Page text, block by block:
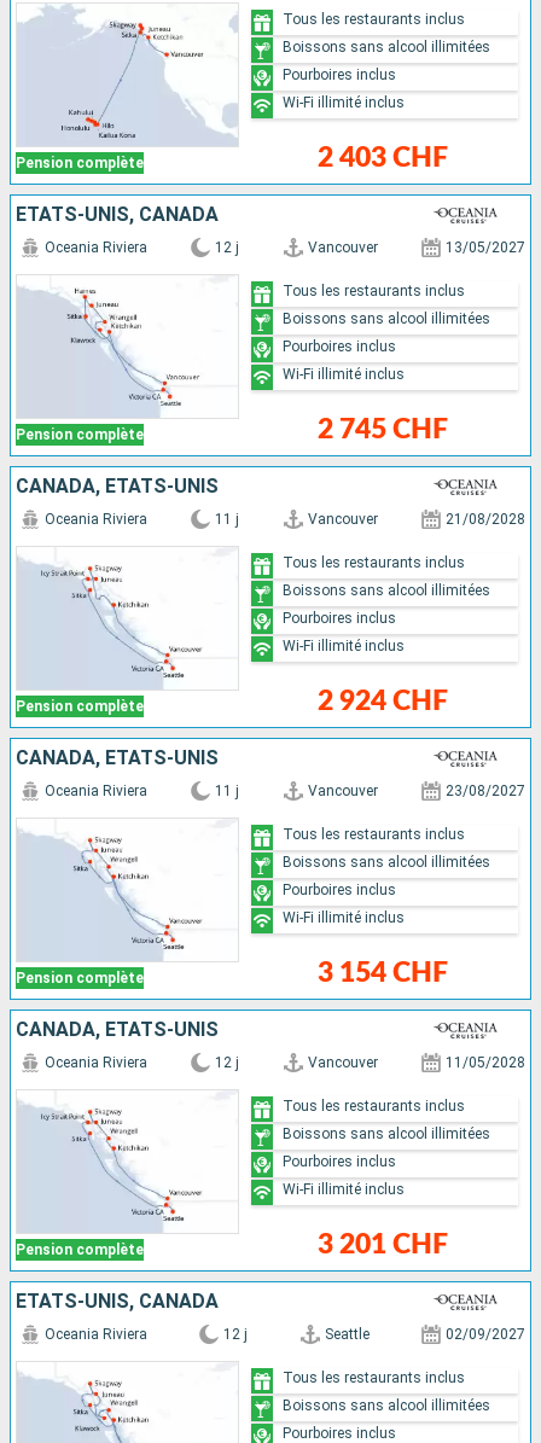
Pension complète 2 403 CHF
Tous les restaurants inclus
Boissons sans alcool illimitées
Pourboires inclus
Wi-Fi illimité inclus
ÉTATS-UNIS, CANADA
Pension complète
Oceania Riviera 12 j Vancouver 13/05/2027
2 745 CHF
Tous les restaurants inclus
Boissons sans alcool illimitées
Pourboires inclus
Wi-Fi illimité inclus
CANADA, ÉTATS-UNIS
Pension complète
Oceania Riviera 11 j Vancouver 21/08/2028
2 924 CHF
Tous les restaurants inclus
Boissons sans alcool illimitées
Pourboires inclus
Wi-Fi illimité inclus
CANADA, ÉTATS-UNIS
Pension complète
Oceania Riviera 11 j Vancouver 23/08/2027
3 154 CHF
Tous les restaurants inclus
Boissons sans alcool illimitées
Pourboires inclus
Wi-Fi illimité inclus
CANADA, ÉTATS-UNIS
Pension complète
Oceania Riviera 12 j Vancouver 11/05/2028
3 201 CHF
Tous les restaurants inclus
Boissons sans alcool illimitées
Pourboires inclus
Wi-Fi illimité inclus
ÉTATS-UNIS, CANADA
Oceania Riviera 12 j Seattle 02/09/2027
Tous les restaurants inclus
Boissons sans alcool illimitées
Pourboires inclus